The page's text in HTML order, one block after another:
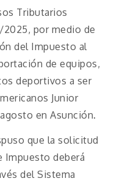
Tributarios
por medio de
del Impuesto al
de equipos,
deportivos a ser
Junior
en Asunción.
que la solicitud
Impuesto deberá
del Sistema